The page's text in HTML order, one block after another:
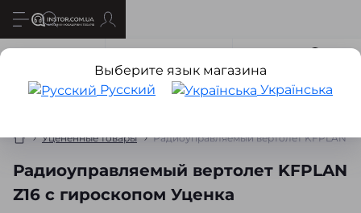
Уцененные товары Радиоуправляемый вертолет KFPLAN
Выберите язык магазина
Русский
Українська
Радиоуправляемый вертолет KFPLAN
Z16 с гироскопом Уценка
Все о товаре Характеристики Отзывов